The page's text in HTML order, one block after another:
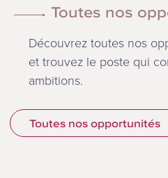
Toutes nos
Découvrez toutes nos
et trouvez le poste qui
ambitions.
Toutes nos opportunités